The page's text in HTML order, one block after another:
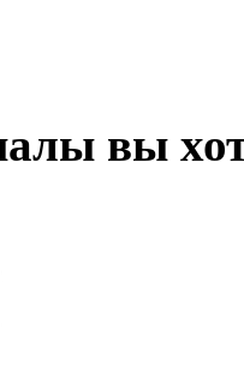
вы